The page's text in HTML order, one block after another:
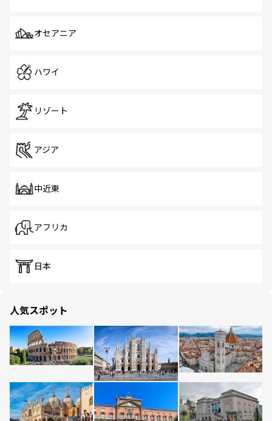
オセアニア
ハワイ
リゾート
アジア
中近東
アフリカ
日本
人気スポット